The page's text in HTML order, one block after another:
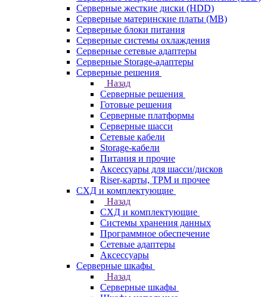
Серверные жесткие диски (HDD)
Серверные материнские платы (MB)
Серверные блоки питания
Серверные системы охлаждения
Серверные сетевые адаптеры
Серверные Storage-адаптеры
Серверные решения
Назад
Серверные решения
Готовые решения
Серверные платформы
Серверные шасси
Сетевые кабели
Storage-кабели
Питания и прочие
Аксессуары для шасси/дисков
Riser-карты, TPM и прочее
СХД и комплектующие
Назад
СХД и комплектующие
Системы хранения данных
Программное обеспечение
Сетевые адаптеры
Аксессуары
Серверные шкафы
Назад
Серверные шкафы